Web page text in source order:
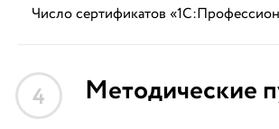
Число сертификатов
4 Методические